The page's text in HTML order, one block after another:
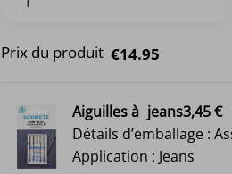
Prix du produit €14.95
Aiguilles à jeans3,45 €
Détails d’emballage :
Application : Jeans